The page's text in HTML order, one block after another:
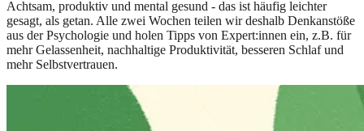
Achtsam, produktiv und mental gesund - das ist häufig leichter
gesagt, als getan. Alle zwei Wochen teilen wir deshalb Denkanstöße
aus der Psychologie und holen Tipps von Expert:innen ein, z.B. für
mehr Gelassenheit, nachhaltige Produktivität, besseren Schlaf und
mehr Selbstvertrauen.